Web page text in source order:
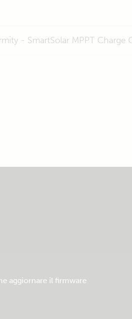
- SmartSolar MPPT Charge
aggiornare il firmware